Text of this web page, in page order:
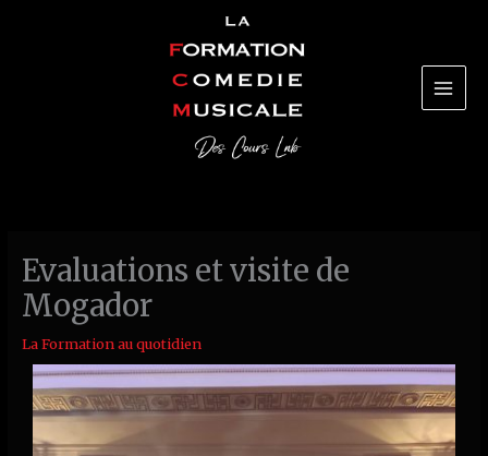
Evaluations et visite de
Mogador
La Formation au quotidien